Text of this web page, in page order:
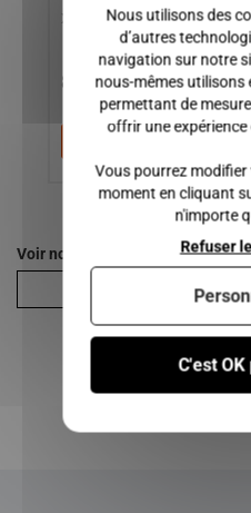
XTOO MAX, XTOO R-S, ...
8,00 €
Ajouter au panier
Voir nos autres pages :
Nous utilisons des
d’autres
navigation sur notre
nous-mêmes utilisons
permettant de
offrir une
Vous pourrez
moment en cliquant
n'importe
C'est
Refuser